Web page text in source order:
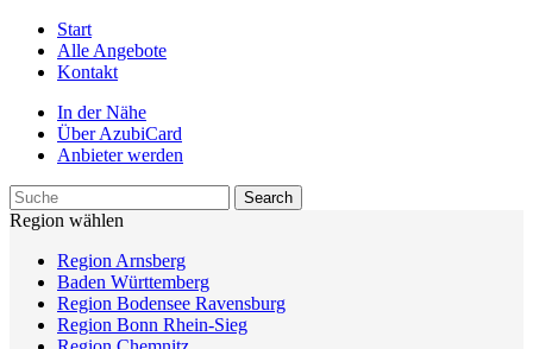
Start
Alle Angebote
Kontakt
In der Nähe
Über AzubiCard
Anbieter werden
Region wählen
Region Arnsberg
Baden Württemberg
Region Bodensee Ravensburg
Region Bonn Rhein-Sieg